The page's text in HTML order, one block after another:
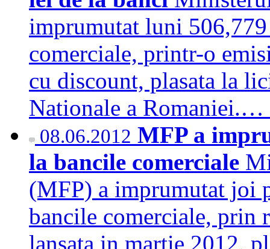
imprumutat luni
comerciale, printr-o
cu discount, plasata la
Nationale a Romaniei.…
08.06.2012 MFP a
la bancile comerciale
(MFP) a imprumutat joi
bancile comerciale, prin
lansata in martie 2012,